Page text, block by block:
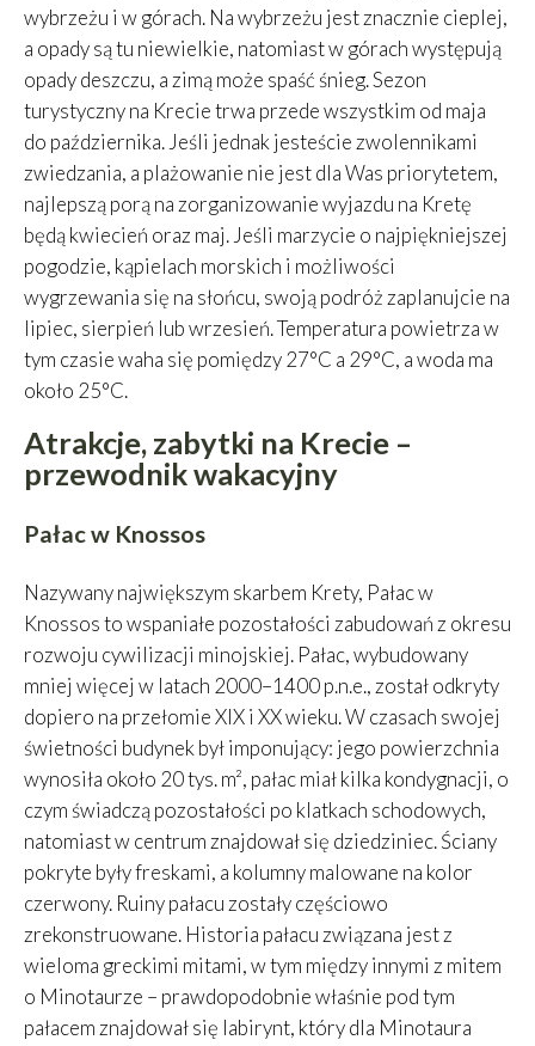
wybrzeżu i w górach. Na wybrzeżu jest znacznie cieplej,
a opady są tu niewielkie, natomiast w górach występują
opady deszczu, a zimą może spaść śnieg. Sezon
turystyczny na Krecie trwa przede wszystkim od maja
do października. Jeśli jednak jesteście zwolennikami
zwiedzania, a plażowanie nie jest dla Was priorytetem,
najlepszą porą na zorganizowanie wyjazdu na Kretę
będą kwiecień oraz maj. Jeśli marzycie o najpiękniejszej
pogodzie, kąpielach morskich i możliwości
wygrzewania się na słońcu, swoją podróż zaplanujcie na
lipiec, sierpień lub wrzesień. Temperatura powietrza w
tym czasie waha się pomiędzy 27°C a 29°C, a woda ma
około 25°C.
Atrakcje, zabytki na Krecie –
przewodnik wakacyjny
Pałac w Knossos
Nazywany największym skarbem Krety, Pałac w
Knossos to wspaniałe pozostałości zabudowań z okresu
rozwoju cywilizacji minojskiej. Pałac, wybudowany
mniej więcej w latach 2000–1400 p.n.e., został odkryty
dopiero na przełomie XIX i XX wieku. W czasach swojej
świetności budynek był imponujący: jego powierzchnia
wynosiła około 20 tys. m², pałac miał kilka kondygnacji, o
czym świadczą pozostałości po klatkach schodowych,
natomiast w centrum znajdował się dziedziniec. Ściany
pokryte były freskami, a kolumny malowane na kolor
czerwony. Ruiny pałacu zostały częściowo
zrekonstruowane. Historia pałacu związana jest z
wieloma greckimi mitami, w tym między innymi z mitem
o Minotaurze – prawdopodobnie właśnie pod tym
pałacem znajdował się labirynt, który dla Minotaura